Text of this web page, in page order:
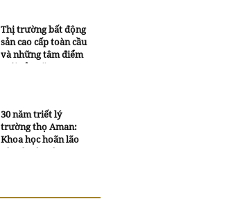
Thị trường bất động
sản cao cấp toàn cầu
và những tâm điểm
mới của năm 2026
30 năm triết lý
trường thọ Aman:
Khoa học hoãn lão
và trí tuệ ngàn xưa